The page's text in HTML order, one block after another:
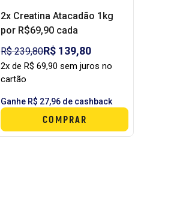
2x Creatina Atacadão 1kg
por R$69,90 cada
R$ 239,80R$ 139,80
2x de R$ 69,90 sem juros no
cartão
Ganhe R$ 27,96 de cashback
COMPRAR